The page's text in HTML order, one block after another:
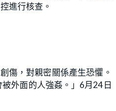
進行核查。
傷，對親密關係產生恐懼。
外面的人強姦。」6月24日